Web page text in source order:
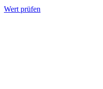
Wert prüfen